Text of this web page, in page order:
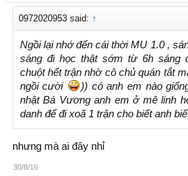
0972020953 said: ↑
Ngồi lại nhớ đến cái thời MU 1.0 ,
sáng đi học thật sớm từ 6h sáng
chuột hết trận nhờ cô chủ quán tắt
ngồi cười
)) có anh em nào
nhật Bá Vương anh em ở mê linh
danh để đi xoã 1 trận cho biết anh
nhưng mà ai đây nhỉ
30/8/16